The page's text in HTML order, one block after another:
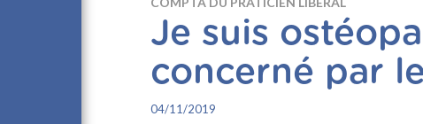
Je suis
concerné par
04/11/2019